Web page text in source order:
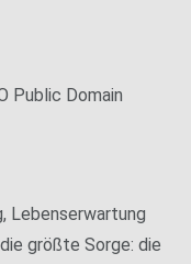
Public Domain
Lebenserwartung
größte Sorge: die